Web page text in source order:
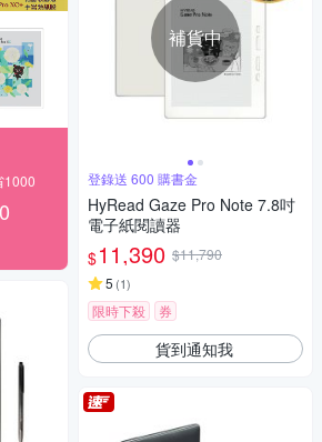
1000
補貨中
登錄送 600 購書金
HyRead Gaze Pro Note 7.8吋
電子紙閱讀器
$11,390 $11,790
5 (1)
限時下殺 券
貨到通知我